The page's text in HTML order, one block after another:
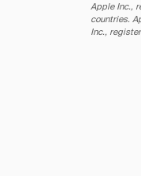
Apple Inc.,
countries.
Inc.,